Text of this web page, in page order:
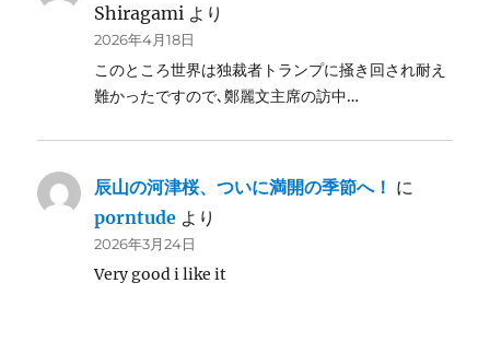
Shiragami より
2026年4月18日
このところ世界は独裁者トランプに掻き回され耐え
難かったですので､鄭麗文主席の訪中…
辰山の河津桜、ついに満開の季節へ！ に
porntude より
2026年3月24日
Very good i like it